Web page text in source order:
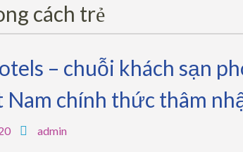
cách trẻ
– chuỗi khách sạn
Nam chính thức thâm
admin